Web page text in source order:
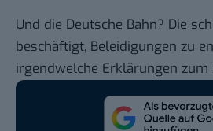
Und die Deutsche Bahn? Die
beschäftigt, Beleidigungen zu
irgendwelche Erklärungen zum